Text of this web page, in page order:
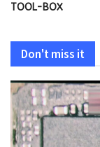
TOOL-BOX
Don't miss it